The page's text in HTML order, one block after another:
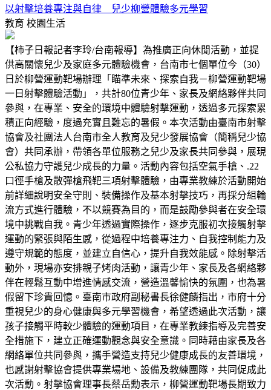
以射擊培養專注與自律 兒少柳營體驗多元學習
教育 校園生活
【柿子日報記者李玲/台南報導】為推廣正向休閒活動，並提
供高關懷兒少及家庭多元體驗機會，台南市七個單位今（30）
日於柳營運動靶場辦理「瞄準未來、探索自我－柳營運動靶場
一日射擊體驗活動」，共計80位青少年、家長及網絡夥伴共同
參與，在專業、安全的環境中體驗射擊運動，透過多元探索累
積正向經驗，度過充實且難忘的暑假。本次活動由臺南市射擊
協會及社團法人台南市全人教育及兒少發展協會（簡稱兒少協
會）共同承辦，帶領各單位服務之兒少及家長共同參與，展現
公私協力守護兒少成長的力量。活動內容包括空氣手槍、.22
口徑手槍及散彈槍飛靶三項射擊體驗，由專業教練於活動開始
前詳細說明安全守則、裝備操作及基本射擊技巧，再採分組輪
流方式進行體驗，不以競賽為目的，而是鼓勵參與者在安全環
境中挑戰自我。青少年透過實際操作，逐步克服初次接觸射擊
運動的緊張與陌生感，從過程中培養專注力、自我控制能力及
遵守規範的態度，並建立自信心，提升自我效能感。除射擊活
動外，現場亦安排親子烤肉活動，讓青少年、家長及各網絡夥
伴在輕鬆互動中增進情感交流，營造溫馨愉快的氛圍，也為暑
假留下珍貴回憶。臺南市政府副秘書長徐健麟指出，市府十分
重視兒少的身心健康與多元學習機會，希望透過此次活動，讓
孩子接觸平時較少體驗的運動項目，在專業教練指導及完善安
全措施下，建立正確運動觀念與安全意識。同時藉由家長及各
網絡單位共同參與，攜手營造支持兒少健康成長的友善環境，
也感謝射擊協會提供專業場地、設備及教練團隊，共同促成此
次活動。射擊協會理事長蔡岳勳表示，柳營運動靶場長期致力